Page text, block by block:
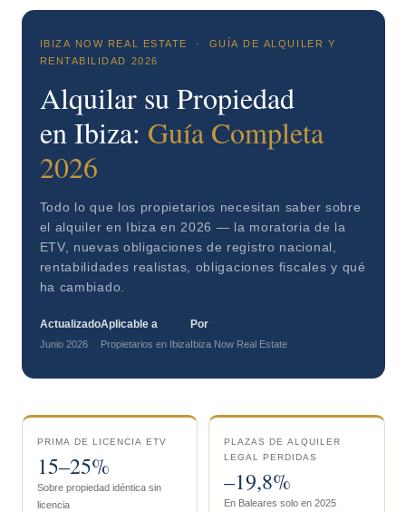
IBIZA NOW REAL ESTATE · GUÍA DE ALQUILER Y
RENTABILIDAD 2026
Alquilar su Propiedad
en Ibiza: Guía Completa
2026
Todo lo que los propietarios necesitan saber sobre
el alquiler en Ibiza en 2026 — la moratoria de la
ETV, nuevas obligaciones de registro nacional,
rentabilidades realistas, obligaciones fiscales y qué
ha cambiado.
Actualizado
Junio 2026
Aplicable a
Propietarios en Ibiza
Por
Ibiza Now Real Estate
PRIMA DE LICENCIA ETV
15–25%
Sobre propiedad idéntica sin
licencia
PLAZAS DE ALQUILER
LEGAL PERDIDAS
–19,8%
En Baleares solo en 2025